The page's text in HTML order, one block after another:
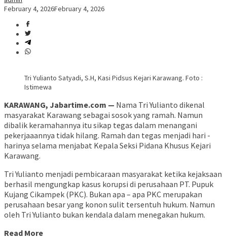
February 4, 2026February 4, 2026
Tri Yulianto Satyadi, S.H, Kasi Pidsus Kejari Karawang. Foto :
Istimewa
KARAWANG, Jabartime.com — Nama Tri Yulianto dikenal
masyarakat Karawang sebagai sosok yang ramah. Namun
dibalik keramahannya itu sikap tegas dalam menangani
pekerjaaannya tidak hilang. Ramah dan tegas menjadi hari -
harinya selama menjabat Kepala Seksi Pidana Khusus Kejari
Karawang.
Tri Yulianto menjadi pembicaraan masyarakat ketika kejaksaan
berhasil mengungkap kasus korupsi di perusahaan PT. Pupuk
Kujang Cikampek (PKC). Bukan apa – apa PKC merupakan
perusahaan besar yang konon sulit tersentuh hukum. Namun
oleh Tri Yulianto bukan kendala dalam menegakan hukum.
Read More